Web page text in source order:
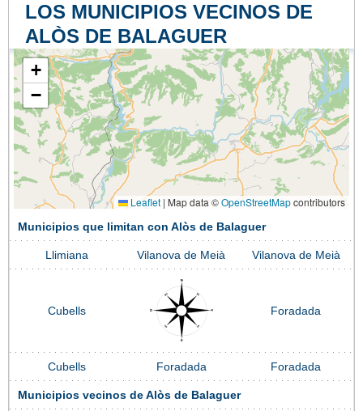
LOS MUNICIPIOS VECINOS DE
ALÒS DE BALAGUER
+
−
Leaflet | Map data ©OpenStreetMapcontributors
Municipios que limitan con Alòs de Balaguer
Llimiana Vilanova de Meià Vilanova de Meià
Cubells Foradada
Cubells Foradada Foradada
Municipios vecinos de Alòs de Balaguer